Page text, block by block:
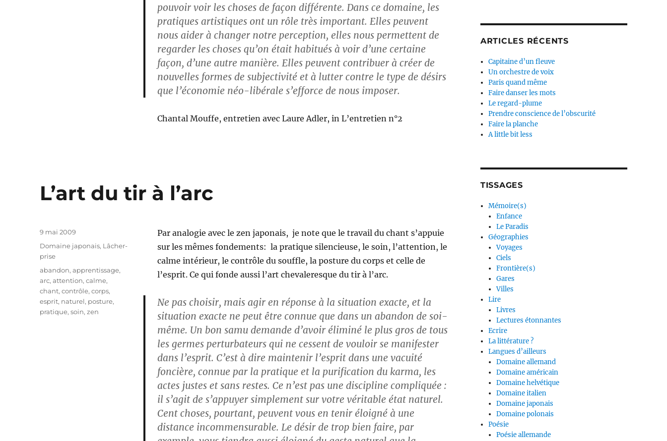
pouvoir voir les choses de façon différente. Dans ce domaine, les
pratiques artistiques ont un rôle très important. Elles peuvent
nous aider à changer notre perception, elles nous permettent de
regarder les choses qu’on était habitués à voir d’une certaine
façon, d’une autre manière. Elles peuvent contribuer à créer de
nouvelles formes de subjectivité et à lutter contre le type de désirs
que l’économie néo-libérale s’efforce de nous imposer.
Chantal Mouffe, entretien avec Laure Adler, in L’entretien n°2
L’art du tir à l’arc
Par analogie avec le zen japonais, je note que le travail du chant s’appuie
sur les mêmes fondements: la pratique silencieuse, le soin, l’attention, le
calme intérieur, le contrôle du souffle, la posture du corps et celle de
l’esprit. Ce qui fonde aussi l’art chevaleresque du tir à l’arc.
Ne pas choisir, mais agir en réponse à la situation exacte, et la
situation exacte ne peut être connue que dans un abandon de soi-
même. Un bon samu demande d’avoir éliminé le plus gros de tous
les germes perturbateurs qui ne cessent de vouloir se manifester
dans l’esprit. C’est à dire maintenir l’esprit dans une vacuité
foncière, connue par la pratique et la purification du karma, les
actes justes et sans restes. Ce n’est pas une discipline compliquée :
il s’agit de s’appuyer simplement sur votre véritable état naturel.
Cent choses, pourtant, peuvent vous en tenir éloigné à une
distance incommensurable. Le désir de trop bien faire, par
Publié
9 mai 2009
Catégories
Domaine japonais, Lâcher-
prise
Étiquettes
abandon,apprentissage,
arc,attention,calme,
chant,contrôle,corps,
esprit, naturel, posture,
pratique,soin,zen
ARTICLES RÉCENTS
Capitaine d’un fleuve
Un orchestre de voix
Paris quand même
Faire danser les mots
Le regard-plume
Prendre conscience de l’obscurité
Faire la planche
A little bit less
TISSAGES
Mémoire(s)
Enfance
Le Paradis
Géographies
Voyages
Ciels
Frontière(s)
Gares
Villes
Lire
Livres
Lectures étonnantes
Ecrire
La littérature ?
Langues d’ailleurs
Domaine allemand
Domaine américain
Domaine helvétique
Domaine italien
Domaine japonais
Domaine polonais
Poésie
Poésie allemande